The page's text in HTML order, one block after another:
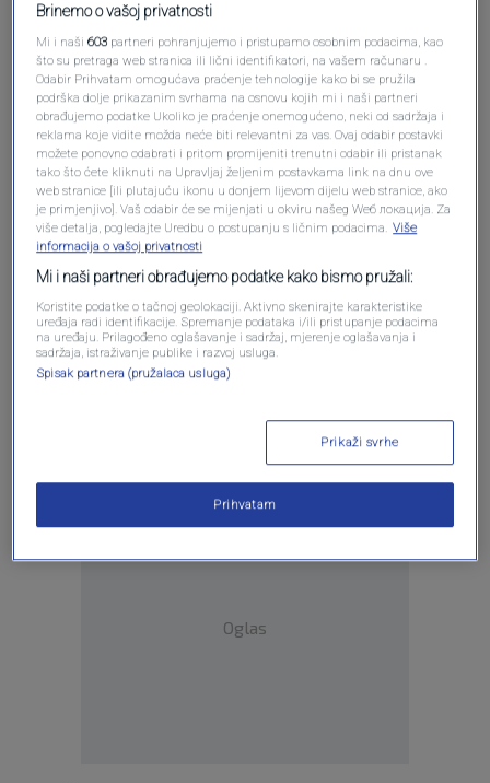
Pre 3 meseci
Hoki
Novčana kazna je trebalo da bude mnogo veća.
Odgovori
Oglas
Oglas
Brinemo o vašoj privatnosti
Mi i naši603 partneri pohranjujemo i pristupamo osobnim podacima, kao
što su pretraga web stranica ili lični identifikatori, na vašem računaru .
Odabir Prihvatam omogućava praćenje tehnologije kako bi se pružila
podrška dolje prikazanim svrhama na osnovu kojih mi i naši partneri
obrađujemo podatke Ukoliko je praćenje onemogućeno, neki od sadržaja i
reklama koje vidite možda neće biti relevantni za vas. Ovaj odabir postavki
možete ponovno odabrati i pritom promijeniti trenutni odabir ili pristanak
tako što ćete kliknuti na Upravljaj željenim postavkama link na dnu ove
web stranice [ili plutajuću ikonu u donjem lijevom dijelu web stranice, ako
je primjenjivo]. Vaš odabir će se mijenjati u okviru našeg Wеб локација. Za
više detalja, pogledajte Uredbu o postupanju s ličnim podacima. Više
informacija o vašoj privatnosti
Mi i naši partneri obrađujemo podatke kako bismo pružali:
Koristite podatke o tačnoj geolokaciji. Aktivno skenirajte karakteristike
uređaja radi identifikacije. Spremanje podataka i/ili pristupanje podacima
na uređaju. Prilagođeno oglašavanje i sadržaj, mjerenje oglašavanja i
sadržaja, istraživanje publike i razvoj usluga.
Spisak partnera (pružalaca usluga)
Prikaži svrhe
Prihvatam